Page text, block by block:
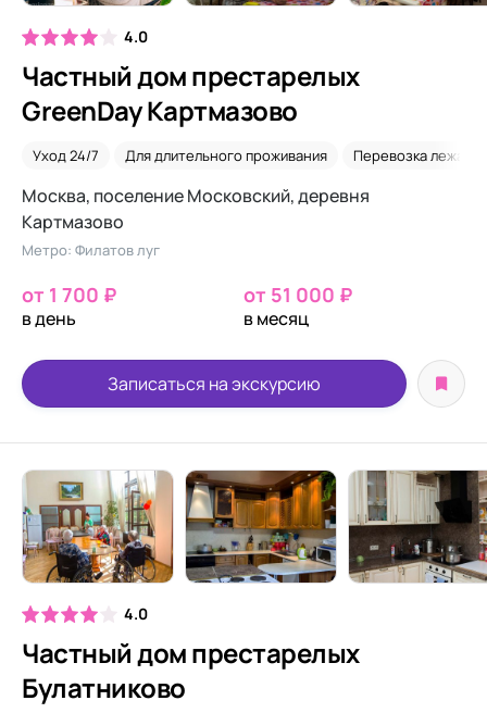
4.0
Частный дом престарелых
GreenDay Картмазово
Уход 24/7 Для длительного проживания Перевозка лежачих
Москва, поселение Московский, деревня
Картмазово
Метро: Филатов луг
от 1 700 ₽
в день
от 51 000 ₽
в месяц
Записаться на экскурсию
4.0
Частный дом престарелых
Булатниково